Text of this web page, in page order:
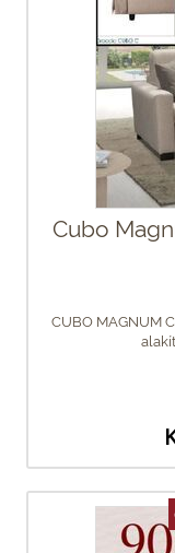
Cubo
CUBO MAGNUM